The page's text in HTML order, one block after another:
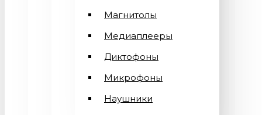
Магнитолы
Медиаплееры
Диктофоны
Микрофоны
Наушники